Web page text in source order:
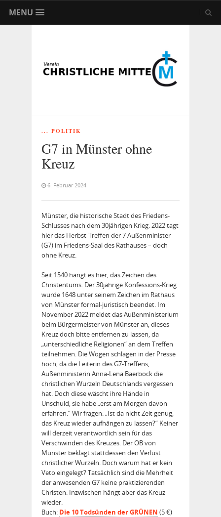
MENU
... POLITIK
G7 in Münster ohne
Kreuz
6. Februar 2024
Münster, die historische Stadt des Friedens-
Schlusses nach dem 30jährigen Krieg. 2022 tagt
hier das Herbst-Treffen der 7 Außenmi­nister
(G7) im Friedens-Saal des Rathauses – doch
ohne Kreuz.
Seit 1540 hängt es hier, das Zeichen des
Christentums. Der 30jährige Konfessions-Krieg
wur­de 1648 unter seinem Zeichen im Rathaus
von Münster formal-ju­ris­tisch beendet. Im
November 2022 meldet das Außenministerium
beim Bürgermeister von Münster an, dieses
Kreuz doch bitte entfernen zu lassen, da
„unterschiedliche Religionen“ an dem Treffen
teilnehmen. Die Wogen schlagen in der Presse
hoch, da die Leiterin des G7-Treffens,
Außenministerin Anna-Lena Baerbock die
christlichen Wurzeln Deutschlands vergessen
hat. Doch diese wäscht ihre Hände in
Unschuld, sie habe „erst am Morgen davon
erfahren.“ Wir fragen: „Ist da nicht Zeit genug,
das Kreuz wieder aufhängen zu lassen?“ Keiner
will derzeit verantwortlich sein für das
Verschwinden des Kreuzes. Der OB von
Münster beklagt stattdessen den Verlust
christlicher Wurzeln. Doch warum hat er kein
Veto eingelegt? Tatsächlich sind die Mehrheit
der anwesenden G7 keine praktizierenden
Christen. Inzwischen hängt aber das Kreuz
wieder.
Buch: Die 10 Todsünden der GRÜNEN (5 €)